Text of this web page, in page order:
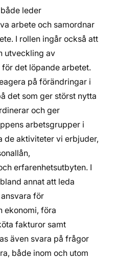
leder
arbete och samordnar
I rollen ingår också att
utveckling av
det löpande arbetet.
på förändringar i
det som ger störst nytta
och ger
arbetsgrupper i
de aktiviteter vi erbjuder,
erfarenhetsutbyten. I
annat att leda
för
ekonomi, föra
fakturor samt
även svara på frågor
både inom och utom